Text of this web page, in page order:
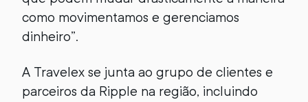
como movimentamos e gerenciamos
dinheiro”.
A Travelex se junta ao grupo de clientes e
parceiros da Ripple na região, incluindo